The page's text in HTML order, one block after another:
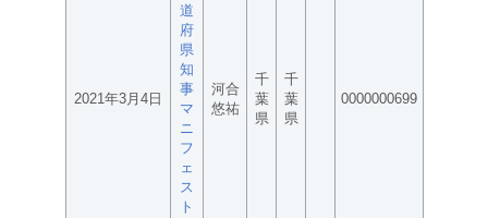
2021年3月4日
道
府
県
知
事
マ
ニ
フ
ェ
ス
ト
河合
悠祐
千
葉
県
千
葉
県
0000000699